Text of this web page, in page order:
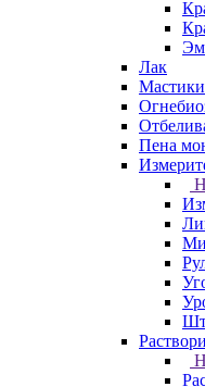
Лак
Мастики
Пена